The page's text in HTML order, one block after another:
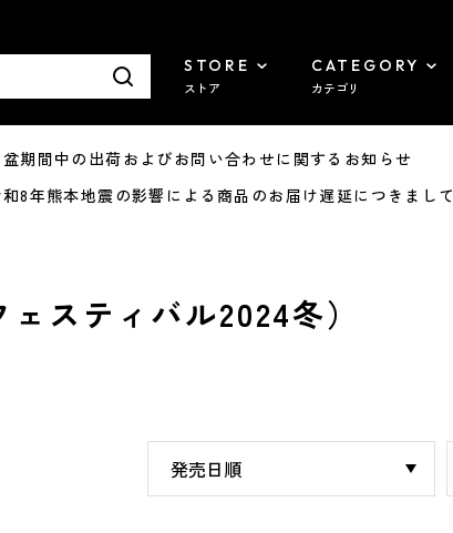
STORE
ストア
CATEGORY
カテゴリ
間中の出荷およびお問い合わせに関するお知らせ
年熊本地震の影響による商品のお届け遅延につきまして
スティバル2024冬）